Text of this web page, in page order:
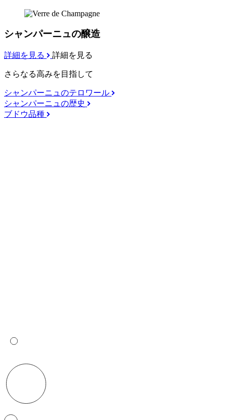
シャンパーニュの醸造
詳細を見る 詳細を見る
さらなる高みを目指して
シャンパーニュのテロワール
シャンパーニュの歴史
ブドウ品種